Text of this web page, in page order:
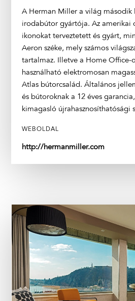
A Herman Miller a világ második
irodabútor gyártója. Az amerikai
ikonokat terveztetett és gyárt,
Aeron széke, mely számos
tartalmaz. Illetve a Home Office-
használható elektromosan
Atlas bútorcsalád. Általános
és bútoroknak a 12 éves
kimagasló újrahasznosíthatósági
WEBOLDAL
http://hermanmiller.com